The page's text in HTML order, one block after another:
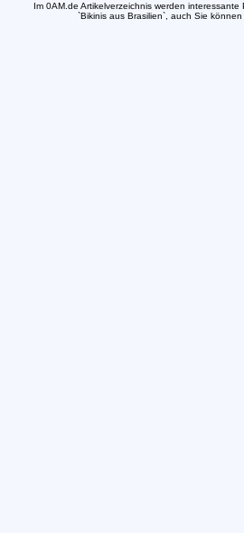
Im 0AM.de Artikelverzeichnis werden
`Bikinis aus Brasilien`, auch Sie